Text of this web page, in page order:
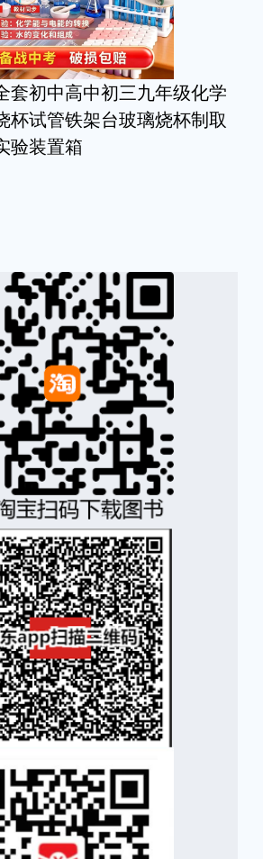
套初中高中初三九年级化学
杯试管铁架台玻璃烧杯制取
验装置箱